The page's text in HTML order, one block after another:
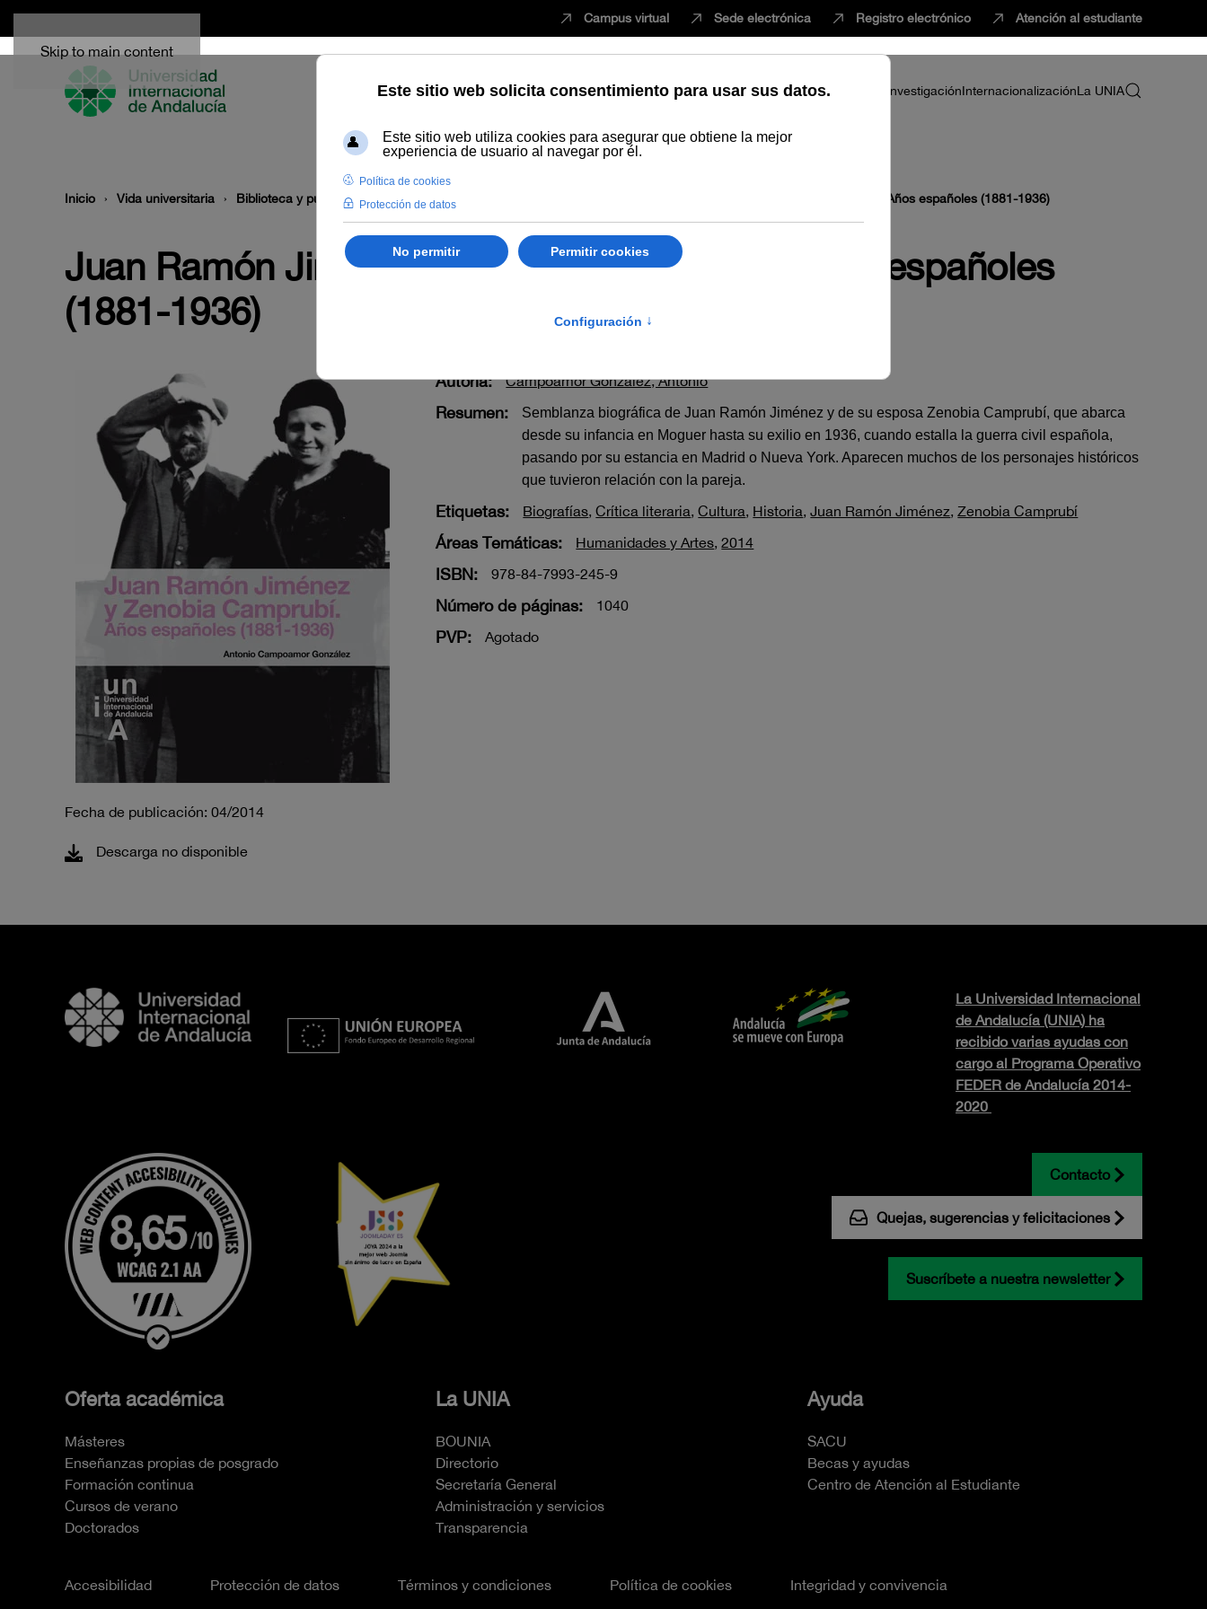
Skip to main content
Campus virtual Sede electrónica Registro electrónico Atención al estudiante
EstudiarInnovaciónVida universitariaProfesorado InvestigaciónInternacionalizaciónLa UNIA
Inicio Vida universitaria Biblioteca y publicaciones Publicaciones Juan Ramón Jiménez y Zenobia Camprubí. Años españoles (1881-1936)
Juan Ramón Jiménez y Zenobia Camprubí. Años españoles
(1881-1936)
Fecha de publicación: 04/2014
Descarga no disponible
Autoría: Campoamor González, Antonio
Resumen:
Semblanza biográfica de Juan Ramón Jiménez y de su esposa Zenobia Camprubí, que abarca
desde su infancia en Moguer hasta su exilio en 1936, cuando estalla la guerra civil española,
pasando por su estancia en Madrid o Nueva York. Aparecen muchos de los personajes históricos
que tuvieron relación con la pareja.
Etiquetas: Biografías,Crítica literaria,Cultura, Historia,Juan Ramón Jiménez,Zenobia Camprubí
Áreas Temáticas: Humanidades y Artes,2014
ISBN: 978-84-7993-245-9
Número de páginas: 1040
PVP: Agotado
La Universidad Internacional
de Andalucía (UNIA) ha
recibido varias ayudas con
cargo al Programa Operativo
FEDER de Andalucía 2014-
2020
Contacto
Quejas, sugerencias y felicitaciones
Suscríbete a nuestra newsletter
Oferta académica
Másteres
Enseñanzas propias de posgrado
Formación continua
Cursos de verano
Doctorados
La UNIA
BOUNIA
Directorio
Secretaría General
Administración y servicios
Transparencia
Ayuda
SACU
Becas y ayudas
Centro de Atención al Estudiante
Accesibilidad Protección de datos Términos y condiciones Política de cookies Integridad y convivencia